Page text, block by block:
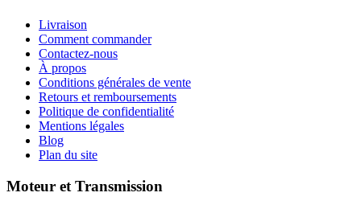
Livraison
Comment commander
Contactez-nous
À propos
Conditions générales de vente
Retours et remboursements
Politique de confidentialité
Mentions légales
Blog
Plan du site
Moteur et Transmission